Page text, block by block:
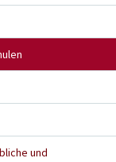
und